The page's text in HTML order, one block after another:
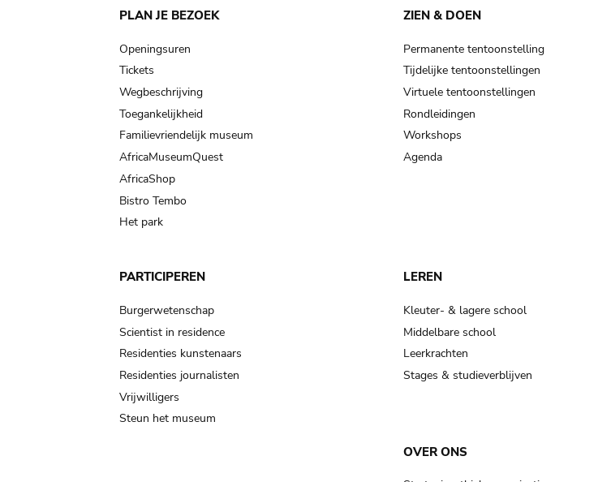
Main
navigation
PLAN JE BEZOEK
Openingsuren
Tickets
Wegbeschrijving
Toegankelijkheid
Familievriendelijk museum
AfricaMuseumQuest
AfricaShop
Bistro Tembo
Het park
ZIEN & DOEN
Permanente tentoonstelling
Tijdelijke tentoonstellingen
Virtuele tentoonstellingen
Rondleidingen
Workshops
Agenda
PARTICIPEREN
Burgerwetenschap
Scientist in residence
Residenties kunstenaars
Residenties journalisten
Vrijwilligers
Steun het museum
LEREN
Kleuter- & lagere school
Middelbare school
Leerkrachten
Stages & studieverblijven
OVER ONS